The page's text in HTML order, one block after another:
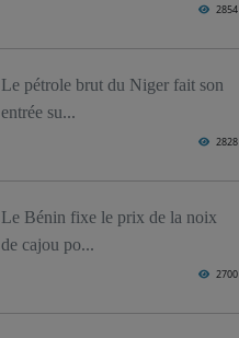
2854
Le pétrole brut du Niger fait son
entrée su...
2828
Le Bénin fixe le prix de la noix
de cajou po...
2700